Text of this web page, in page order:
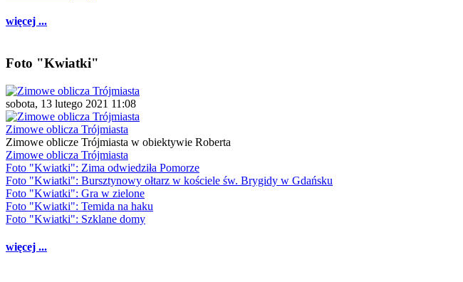
więcej ...
Foto "Kwiatki"
sobota, 13 lutego 2021 11:08
Zimowe oblicza Trójmiasta
Zimowe oblicze Trójmiasta w obiektywie Roberta
Zimowe oblicza Trójmiasta
Foto "Kwiatki": Zima odwiedziła Pomorze
Foto "Kwiatki": Bursztynowy ołtarz w kościele św. Brygidy w Gdańsku
Foto "Kwiatki": Gra w zielone
Foto "Kwiatki": Temida na haku
Foto "Kwiatki": Szklane domy
więcej ...